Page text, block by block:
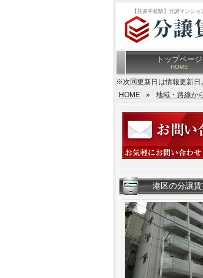
【荏原中延駅】分譲マンシ
トップページ
HOME
※次回更新日は情報更新日
HOME
» 地域・路線か
港区の分譲